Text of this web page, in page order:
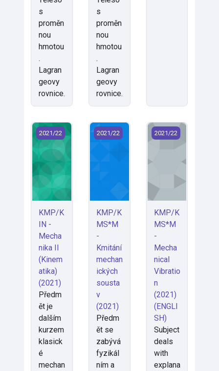
s
proměn
nou
hmotou
.
Lagran
geovy
rovnice.
s
proměn
nou
hmotou
.
Lagran
geovy
rovnice.
KMP/KIN - Mechanika II (Kinematika) (2021)
2021/22
KMP/K
IN -
Mecha
nika II
(Kinem
atika)
(2021)
Předm
ět je
dalším
kurzem
klasick
é
mechan
KMP/KMS*M - Kmitání
2021/22
KMP/K
MS*M
-
Kmitání
mechan
ických
sousta
v
(2021)
Předm
ět se
zabývá
fyzikál
ním a
KMP/KMS*M -
2021/22
KMP/K
MS*M
-
Mecha
nical
Vibratio
n
(2021)
(ENGLI
SH)
Subject
deals
with
explana